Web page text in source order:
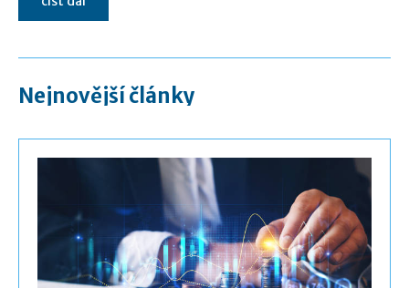
Nejnovější články